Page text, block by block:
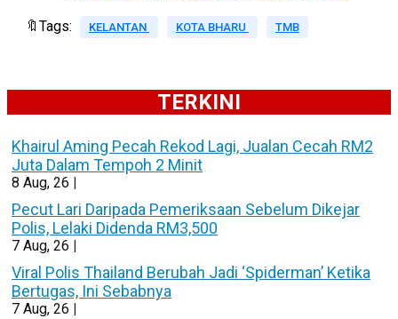
🔖Tags: KELANTAN KOTA BHARU TMB
TERKINI
Khairul Aming Pecah Rekod Lagi, Jualan Cecah RM2
Juta Dalam Tempoh 2 Minit
8 Aug, 26
Pecut Lari Daripada Pemeriksaan Sebelum Dikejar
Polis, Lelaki Didenda RM3,500
7 Aug, 26
Viral Polis Thailand Berubah Jadi ‘Spiderman’ Ketika
Bertugas, Ini Sebabnya
7 Aug, 26